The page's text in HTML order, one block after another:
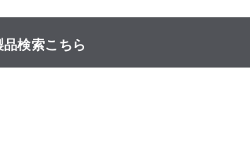
検索こちら